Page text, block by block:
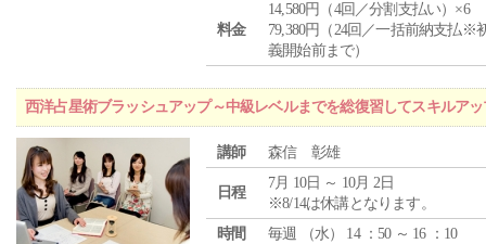
料金
14,580円（4回／分割支払い）×6
79,380円（24回／一括前納支払※
義開始前まで）
西洋占星術ブラッシュアップ～中級レベルまでを総復習してスキルア
講師 森信 彰雄
日程
7月 10日 ～ 10月 2日
※8/14は休講となります。
時間
毎週 （水） 14 ：50 ～ 16 ：10